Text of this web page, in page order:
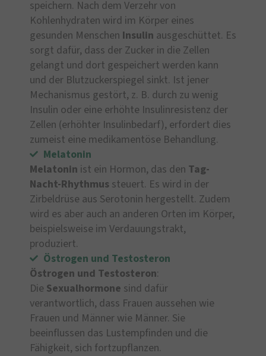
speichern. Nach dem Verzehr von
Kohlenhydraten wird im Körper eines
gesunden Menschen Insulin ausgeschüttet. Es
sorgt dafür, dass der Zucker in die Zellen
gelangt und dort gespeichert werden kann
und der Blutzuckerspiegel sinkt. Ist jener
Mechanismus gestört, z. B. durch zu wenig
Insulin oder eine erhöhte Insulinresistenz der
Zellen (erhöhter Insulinbedarf), erfordert dies
zumeist eine medikamentöse Behandlung.
Melatonin
Melatonin ist ein Hormon, das den Tag-
Nacht-Rhythmus steuert. Es wird in der
Zirbeldrüse aus Serotonin hergestellt. Zudem
wird es aber auch an anderen Orten im Körper,
beispielsweise im Verdauungstrakt,
produziert.
Östrogen und Testosteron
Östrogen und Testosteron:
Die Sexualhormone sind dafür
verantwortlich, dass Frauen aussehen wie
Frauen und Männer wie Männer. Sie
beeinflussen das Lustempfinden und die
Fähigkeit, sich fortzupflanzen.